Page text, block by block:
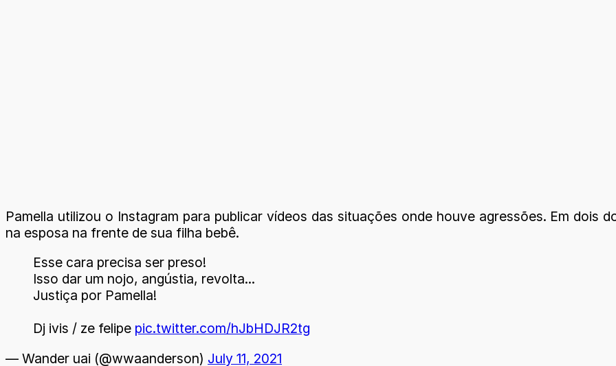
Pamella utilizou o Instagram para publicar vídeos das situações onde houve agressões. Em dois
na esposa na frente de sua filha bebê.
Esse cara precisa ser preso!
Isso dar um nojo, angústia, revolta...
Justiça por Pamella!
Dj ivis / ze felipe pic.twitter.com/hJbHDJR2tg
— Wander uai (@wwaanderson) July 11, 2021